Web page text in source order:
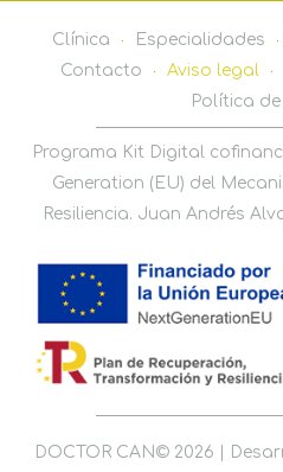
Clínica Especialidades
Contacto
Aviso legal
Política
Programa Kit Digital
Generation (EU) del
Resiliencia. Juan Andrés
DOCTOR CAN© 2026 |